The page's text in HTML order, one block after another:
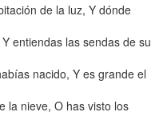
de la luz, Y dónde
entiendas las sendas de su
nacido, Y es grande el
la nieve, O has visto los